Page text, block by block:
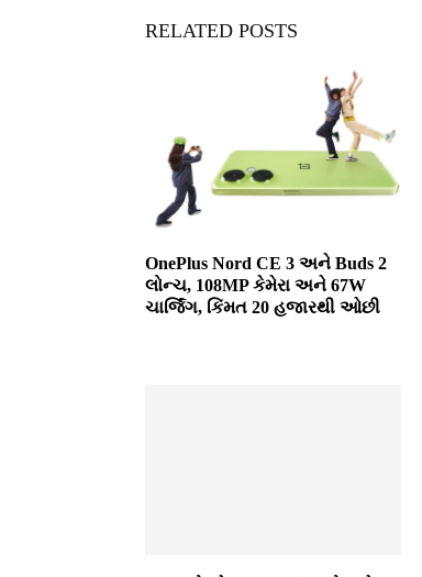
RELATED POSTS
OnePlus Nord CE 3 અને Buds 2
લોન્ચ, 108MP કેમેરા અને 67W
ચાર્જિંગ, કિંમત 20 હજારથી ઓછી